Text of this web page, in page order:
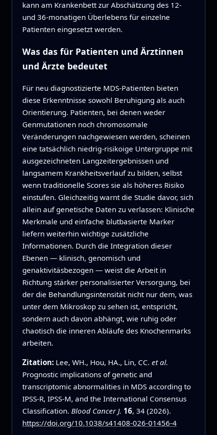
kann am Krankenbett zur Abschätzung des 12‑
und 36‑monatigen Überlebens für einzelne
Patienten eingesetzt werden.
Was das für Patienten und Ärztinnen
und Ärzte bedeutet
Für neu diagnostizierte MDS-Patienten bieten
diese Erkenntnisse sowohl Beruhigung als auch
Orientierung. Patienten, bei denen weder
Genmutationen noch chromosomale
Veränderungen nachgewiesen werden, scheinen
eine tatsächlich niedrig-risikoige Untergruppe mit
ausgezeichneten Langzeitergebnissen und
langsamem Krankheitsverlauf zu bilden, selbst
wenn traditionelle Scores sie als höheres Risiko
einstufen. Gleichzeitig warnt die Studie davor, sich
allein auf genetische Daten zu verlassen: Klinische
Merkmale und einfache blutbasierte Marker
liefern weiterhin wichtige zusätzliche
Informationen. Durch die Integration dieser
Ebenen — klinisch, genomisch und
genaktivitäsbezogen — weist die Arbeit in
Richtung stärker personalisierter Versorgung, bei
der die Behandlungsintensität nicht nur dem, was
unter dem Mikroskop zu sehen ist, entspricht,
sondern auch davon abhängt, wie ruhig oder
chaotisch die inneren Abläufe des Knochenmarks
arbeiten.
Zitation: Lee, WH., Hou, HA., Lin, CC. et al.
Prognostic implications of genetic and
transcriptomic abnormalities in MDS according to
IPSS-R, IPSS-M, and the International Consensus
Classification. Blood Cancer J. 16, 34 (2026).
https://doi.org/10.1038/s41408-026-01456-4